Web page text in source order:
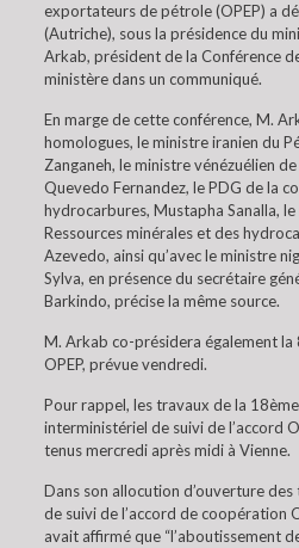
exportateurs de pétrole (OPEP) a
(Autriche), sous la présidence du
Arkab, président de la Conférence
ministère dans un communiqué.
En marge de cette conférence, M.
homologues, le ministre iranien du
Zanganeh, le ministre vénézuélien
Quevedo Fernandez, le PDG de la
hydrocarbures, Mustapha Sanalla,
Ressources minérales et des
Azevedo, ainsi qu’avec le ministre
Sylva, en présence du secrétaire
Barkindo, précise la même source.
M. Arkab co-présidera également la
OPEP, prévue vendredi.
Pour rappel, les travaux de la
interministériel de suivi de l’accord
tenus mercredi après midi à Vienne.
Dans son allocution d’ouverture
de suivi de l’accord de coopération
avait affirmé que “l’aboutissement